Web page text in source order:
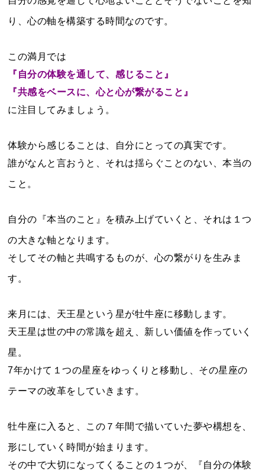
り、心の軸を構築する時間なのです。
この満月では
『自分の体験を通して、感じること』
『共感をベースに、心と心が繋がること』
に注目してみましょう。
体験から感じることは、自分にとっての真実です。
誰がなんと言おうと、それは揺らぐことのない、本当の
こと。
自分の『本当のこと』を積み上げていくと、それは１つ
の大きな軸となります。
そしてその軸と共鳴するものが、心の繋がりを生みま
す。
来月には、天王星という星が牡牛座に移動します。
天王星は世の中の常識を超え、新しい価値を作っていく
星。
7年かけて１つの星座をゆっくりと移動し、その星座の
テーマの改革をしていきます。
牡牛座に入ると、この７年間で描いていた夢や構想を、
形にしていく時間が始まります。
その中で大切になってくることの１つが、『自分の体験